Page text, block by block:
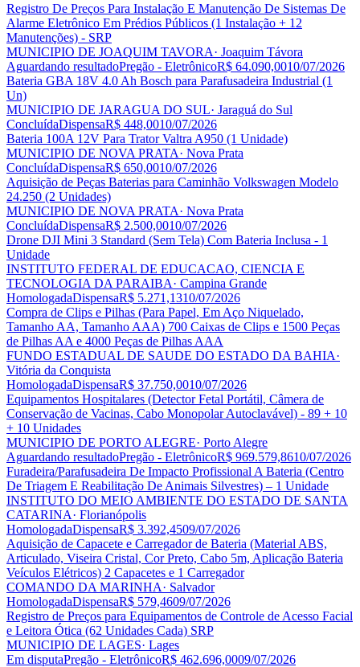
Registro De Preços Para Instalação E Manutenção De Sistemas De
Alarme Eletrônico Em Prédios Públicos (1 Instalação + 12
Manutenções) - SRP
MUNICIPIO DE JOAQUIM TAVORA· Joaquim Távora
Aguardando resultadoPregão - EletrônicoR$ 64.090,0010/07/2026
Bateria GBA 18V 4.0 Ah Bosch para Parafusadeira Industrial (1
Un)
MUNICIPIO DE JARAGUA DO SUL· Jaraguá do Sul
ConcluídaDispensaR$ 448,0010/07/2026
Bateria 100A 12V Para Trator Valtra A950 (1 Unidade)
MUNICIPIO DE NOVA PRATA· Nova Prata
ConcluídaDispensaR$ 650,0010/07/2026
Aquisição de Peças Baterias para Caminhão Volkswagen Modelo
24.250 (2 Unidades)
MUNICIPIO DE NOVA PRATA· Nova Prata
ConcluídaDispensaR$ 2.500,0010/07/2026
Drone DJI Mini 3 Standard (Sem Tela) Com Bateria Inclusa - 1
Unidade
INSTITUTO FEDERAL DE EDUCACAO, CIENCIA E
TECNOLOGIA DA PARAIBA· Campina Grande
HomologadaDispensaR$ 5.271,1310/07/2026
Compra de Clips e Pilhas (Para Papel, Em Aço Niquelado,
Tamanho AA, Tamanho AAA) 700 Caixas de Clips e 1500 Peças
de Pilhas AA e 4000 Peças de Pilhas AAA
FUNDO ESTADUAL DE SAUDE DO ESTADO DA BAHIA·
Vitória da Conquista
HomologadaDispensaR$ 37.750,0010/07/2026
Equipamentos Hospitalares (Detector Fetal Portátil, Câmera de
Conservação de Vacinas, Cabo Monopolar Autoclavável) - 89 + 10
+ 10 Unidades
MUNICIPIO DE PORTO ALEGRE· Porto Alegre
Aguardando resultadoPregão - EletrônicoR$ 969.579,8610/07/2026
Furadeira/Parafusadeira De Impacto Profissional A Bateria (Centro
De Triagem E Reabilitação De Animais Silvestres) – 1 Unidade
INSTITUTO DO MEIO AMBIENTE DO ESTADO DE SANTA
CATARINA· Florianópolis
HomologadaDispensaR$ 3.392,4509/07/2026
Aquisição de Capacete e Carregador de Bateria (Material ABS,
Articulado, Viseira Cristal, Cor Preto, Cabo 5m, Aplicação Bateria
Veículos Elétricos) 2 Capacetes e 1 Carregador
COMANDO DA MARINHA· Salvador
HomologadaDispensaR$ 579,4609/07/2026
Registro de Preços para Equipamentos de Controle de Acesso Facial
e Leitora Ótica (62 Unidades Cada) SRP
MUNICIPIO DE LAGES· Lages
Em disputaPregão - EletrônicoR$ 462.696,0009/07/2026